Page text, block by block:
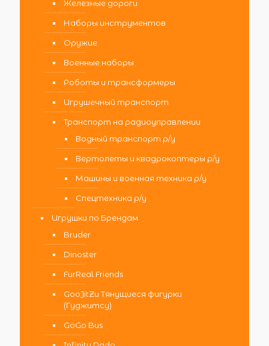
Железные дороги
Наборы инструментов
Оружие
Военные наборы
Роботы и трансформеры
Игрушечный транспорт
Транспорт на радиоуправлении
Водный транспорт р/у
Вертолеты и квадрокоптеры р/у
Машины и военная техника р/у
Спецтехника р/у
Игрушки по Брендам
Bruder
Dinoster
FurReal Friends
GooJitZu Тянущиеся фигурки
(Гуджитсу)
GoGo Bus